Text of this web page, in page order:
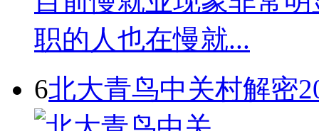
职的人也在慢就...
6北大青鸟中关村解密